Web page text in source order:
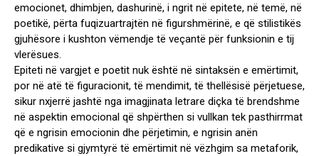
emocionet, dhimbjen, dashurinë, i ngrit në epitete, në temë, në
poetikë, përta fuqizuartrajtën në figurshmërinë, e që stilistikës
gjuhësore i kushton vëmendje të veçantë për funksionin e tij
vlerësues.
Epiteti në vargjet e poetit nuk është në sintaksën e emërtimit,
por në atë të figuracionit, të mendimit, të thellësisë përjetuese,
sikur nxjerrë jashtë nga imagjinata letrare diçka të brendshme
në aspektin emocional që shpërthen si vullkan tek pasthirrmat
që e ngrisin emocionin dhe përjetimin, e ngrisin anën
predikative si gjymtyrë të emërtimit në vëzhgim sa metaforik,